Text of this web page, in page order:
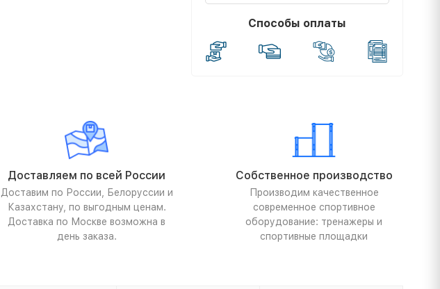
Способы оплаты
Доставляем по всей России
Доставим по России, Белоруссии и
Казахстану, по выгодным ценам.
Доставка по Москве возможна в
день заказа.
Собственное производство
Производим качественное
современное спортивное
оборудование: тренажеры и
спортивные площадки